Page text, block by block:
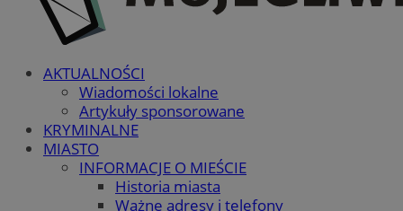
AKTUALNOŚCI
Wiadomości lokalne
Artykuły sponsorowane
KRYMINALNE
MIASTO
INFORMACJE O MIEŚCIE
Historia miasta
Ważne adresy i telefony